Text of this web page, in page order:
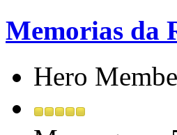
Memorias da
Hero